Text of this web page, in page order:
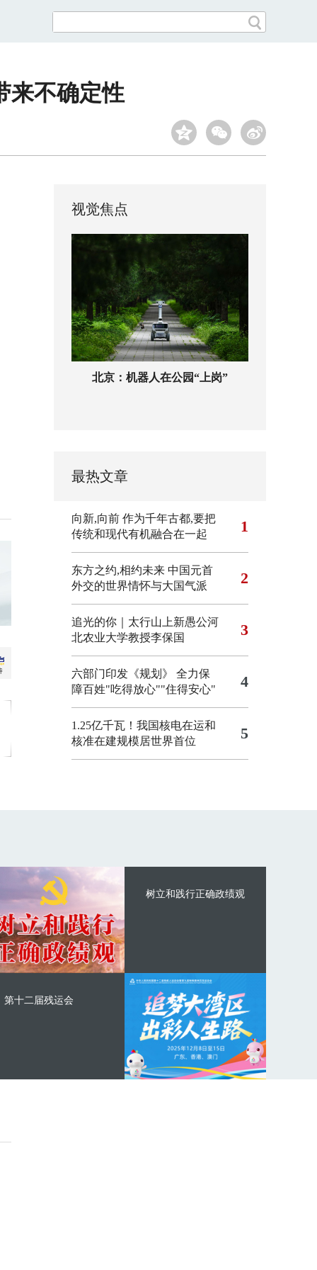
来不确定性
视觉焦点
北京：机器人在公园“上岗”
最热文章
向新,向前 作为千年古都,要把
传统和现代有机融合在一起
1
东方之约,相约未来 中国元首
外交的世界情怀与大国气派
2
追光的你｜太行山上新愚公河
北农业大学教授李保国
3
六部门印发《规划》 全力保
障百姓"吃得放心""住得安心"
4
1.25亿千瓦！我国核电在运和
核准在建规模居世界首位
5
树立和践行正确政绩观
第十二届残运会